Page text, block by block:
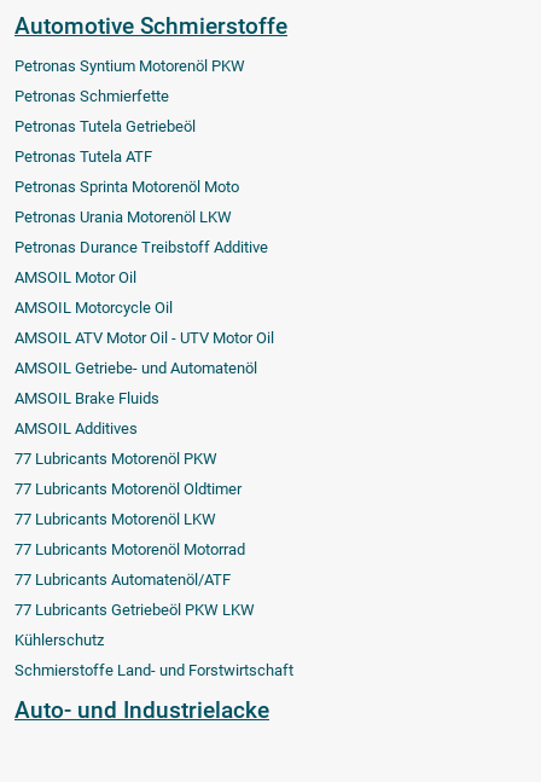
Automotive Schmierstoffe
Petronas Syntium Motorenöl PKW
Petronas Schmierfette
Petronas Tutela Getriebeöl
Petronas Tutela ATF
Petronas Sprinta Motorenöl Moto
Petronas Urania Motorenöl LKW
Petronas Durance Treibstoff Additive
AMSOIL Motor Oil
AMSOIL Motorcycle Oil
AMSOIL ATV Motor Oil - UTV Motor Oil
AMSOIL Getriebe- und Automatenöl
AMSOIL Brake Fluids
AMSOIL Additives
77 Lubricants Motorenöl PKW
77 Lubricants Motorenöl Oldtimer
77 Lubricants Motorenöl LKW
77 Lubricants Motorenöl Motorrad
77 Lubricants Automatenöl/ATF
77 Lubricants Getriebeöl PKW LKW
Kühlerschutz
Schmierstoffe Land- und Forstwirtschaft
Auto- und Industrielacke